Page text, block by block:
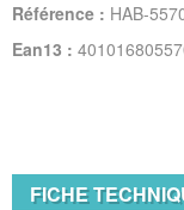
Référence : HAB-
Ean13 :
FICHE